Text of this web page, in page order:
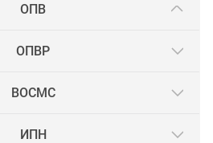
ОПВ
ОПВР
ВОСМС
ИПН